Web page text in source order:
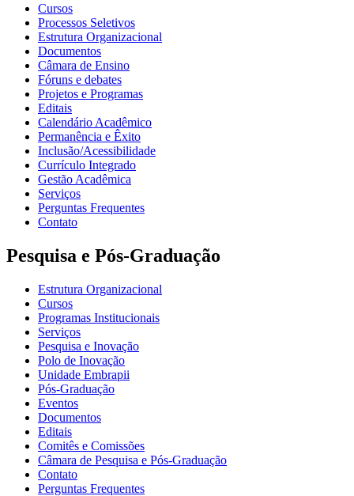
Cursos
Processos Seletivos
Estrutura Organizacional
Documentos
Câmara de Ensino
Fóruns e debates
Projetos e Programas
Editais
Calendário Acadêmico
Permanência e Êxito
Inclusão/Acessibilidade
Currículo Integrado
Gestão Acadêmica
Serviços
Perguntas Frequentes
Contato
Pesquisa e Pós-Graduação
Estrutura Organizacional
Cursos
Programas Institucionais
Serviços
Pesquisa e Inovação
Polo de Inovação
Unidade Embrapii
Pós-Graduação
Eventos
Documentos
Editais
Comitês e Comissões
Câmara de Pesquisa e Pós-Graduação
Contato
Perguntas Frequentes